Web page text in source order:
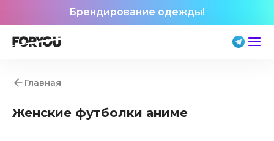
Брендирование одежды!
Главная
Женские футболки аниме